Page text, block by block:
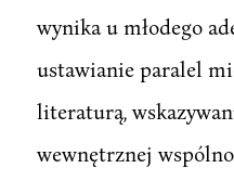
wynika u młodego
ustawianie paralel
literaturą,
wewnętrznej